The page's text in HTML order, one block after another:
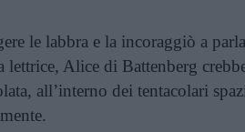
le labbra e la incoraggiò a
Alice di Battenberg
all’interno dei tentacolari